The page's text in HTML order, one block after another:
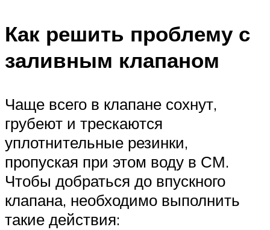
Как решить проблему с
заливным клапаном
Чаще всего в клапане сохнут,
грубеют и трескаются
уплотнительные резинки,
пропуская при этом воду в СМ.
Чтобы добраться до впускного
клапана, необходимо выполнить
такие действия: